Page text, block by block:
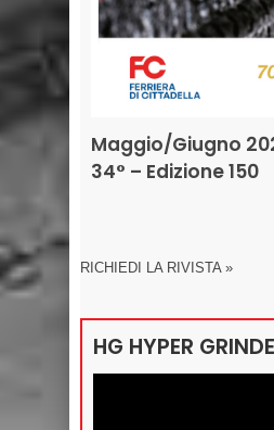
Maggio/Giugno
34° – Edizione 150
RICHIEDI LA RIVISTA »
HG HYPER